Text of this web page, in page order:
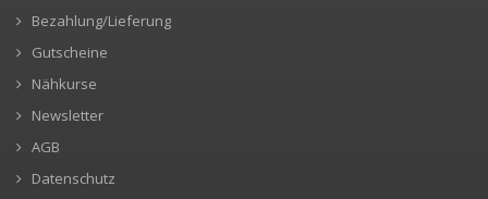
Bezahlung/Lieferung
Gutscheine
Nähkurse
Newsletter
AGB
Datenschutz